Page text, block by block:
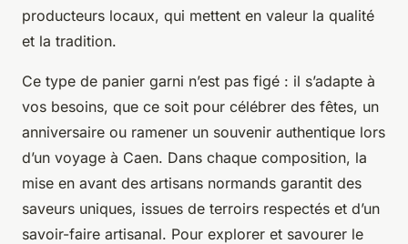
producteurs locaux, qui mettent en valeur la qualité
et la tradition.
Ce type de panier garni n’est pas figé : il s’adapte à
vos besoins, que ce soit pour célébrer des fêtes, un
anniversaire ou ramener un souvenir authentique lors
d’un voyage à Caen. Dans chaque composition, la
mise en avant des artisans normands garantit des
saveurs uniques, issues de terroirs respectés et d’un
savoir-faire artisanal. Pour explorer et savourer le